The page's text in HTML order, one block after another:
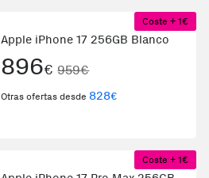
Coste + 1€
Apple iPhone 17 256GB Blanco
896€ 959€
Otras ofertas desde 828€
Coste + 1€